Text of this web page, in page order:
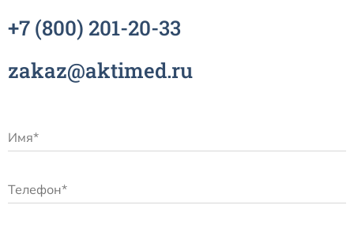
+7 (800) 201-20-33
zakaz@aktimed.ru